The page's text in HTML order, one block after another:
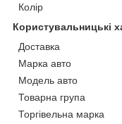
Колір
Користувальницькі
Доставка
Марка авто
Модель авто
Товарна група
Торгівельна марка